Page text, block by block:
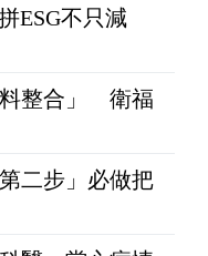
ESG不只減
料整合」 衛福
二步」必做把